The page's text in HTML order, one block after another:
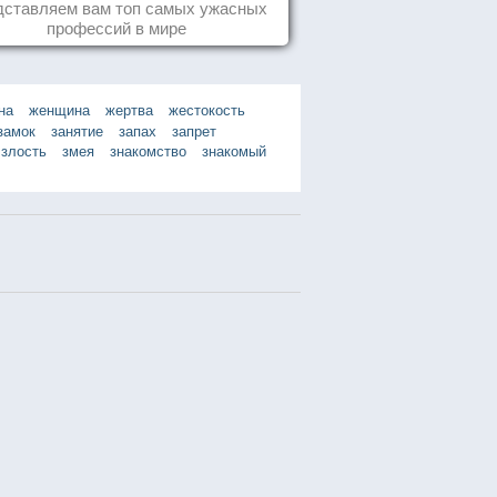
вам топ самых ужасных
профессий в мире
женщина жертва
жестокость
занятие запах
запрет
злость
змея знакомство знакомый